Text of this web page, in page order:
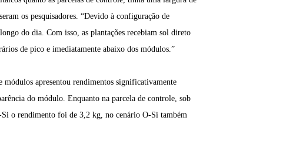
os pesquisadores. “Devido à configuração de
do dia. Com isso, as plantações recebiam sol direto
de pico e imediatamente abaixo dos módulos.”
módulos apresentou rendimentos significativamente
do módulo. Enquanto na parcela de controle, sob
o rendimento foi de 3,2 kg, no cenário O-Si também